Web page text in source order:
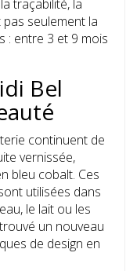
traçabilité, la
pas seulement la
: entre 3 et 9 mois
Bel
continuent de
vernissée,
bleu cobalt. Ces
utilisées dans
le lait ou les
un nouveau
de design en